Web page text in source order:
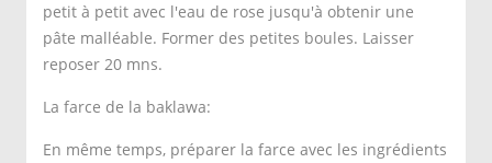
petit à petit avec l'eau de rose jusqu'à obtenir une
pâte malléable. Former des petites boules. Laisser
reposer 20 mns.
La farce de la baklawa:
En même temps, préparer la farce avec les ingrédients